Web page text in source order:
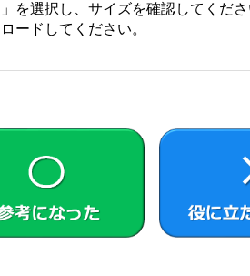
します。
いてのみ、お客さまが許諾ソフト
ます）は、本製品に同梱されお客
能となった場合に、本製品から当
きるものとします。
に入手可能なソフトウェアを含
ウェアおよびその派生物をソース
義務等を含むがこれに限られない
を選択し、サイズを確認してくださ
ードしてください。